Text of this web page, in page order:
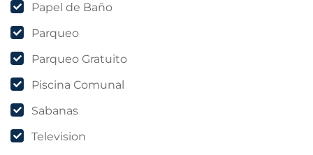
Papel de Baño
Parqueo
Parqueo Gratuito
Piscina Comunal
Sabanas
Television